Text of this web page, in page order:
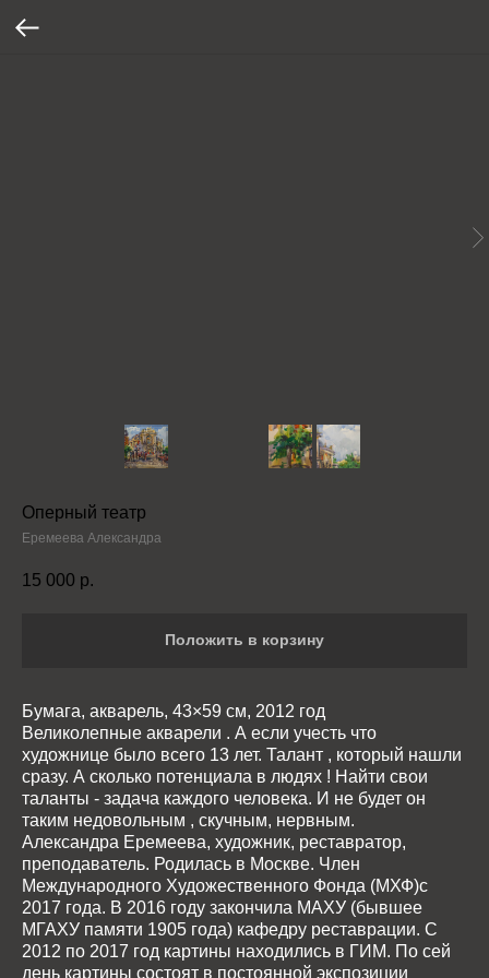
Оперный театр
Еремеева Александра
15 000 р.
Положить в корзину
Бумага, акварель, 43×59 см, 2012 год
Великолепные акварели . А если учесть что
художнице было всего 13 лет. Талант , который нашли
сразу. А сколько потенциала в людях ! Найти свои
таланты - задача каждого человека. И не будет он
таким недовольным , скучным, нервным.
Александра Еремеева, художник, реставратор,
преподаватель. Родилась в Москве. Член
Международного Художественного Фонда (МХФ)с
2017 года. В 2016 году закончила МАХУ (бывшее
МГАХУ памяти 1905 года) кафедру реставрации. С
2012 по 2017 год картины находились в ГИМ. По сей
день картины состоят в постоянной экспозиции